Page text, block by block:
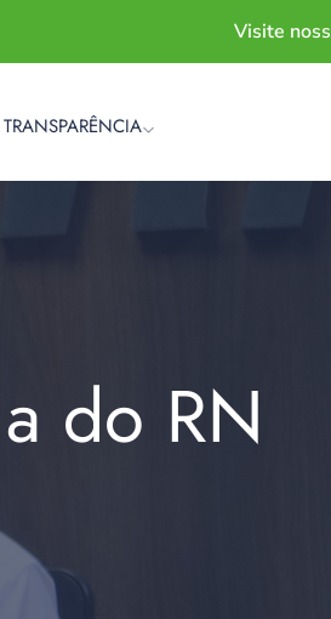
Visite
TRANSPARÊNCIA
do RN